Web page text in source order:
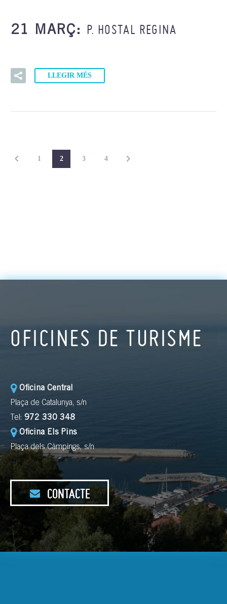
21 MARÇ: P. HOSTAL REGINA
LLEGIR MÉS
1 2 3 4
OFICINES DE TURISME
Oficina Central
Plaça de Catalunya, s/n
Tel: 972 330 348
Oficina Els Pins
Plaça dels Càmpings, s/n
CONTACTE